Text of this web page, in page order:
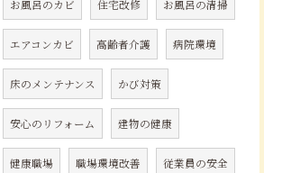
お風呂のカビ 住宅改修 お風呂の清掃
エアコンカビ 高齢者介護 病院環境
床のメンテナンス かび対策
安心のリフォーム 建物の健康
健康職場 職場環境改善 従業員の安全